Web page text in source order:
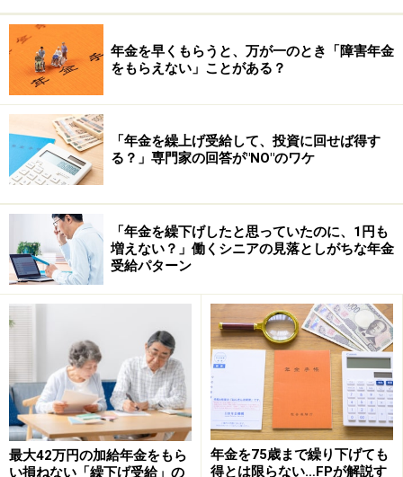
随時払いで奇数月に支払いもあり
年金手続き後の最初の振込み、年金受給の支給停止解除
で支払日がずれた場合など、1月、3月、5月、7月、9
月、11月の奇数月に年金が支払われます。
企業年金連合会では、年金額が6万円未満は誕生月に応
じた偶数月1日の年1回支払い、6万円以上12万円未満は6
月1日、12月1日の2回払い、15万円以上27万円未満は4
月1日、8月1日、12月1日の3回払い、27万円以上が偶数
月1日の6回払いです。
年金が振り込まれるのは助かる！
年金を早くもらうと、万が一のとき「障害年金
をもらえない」ことがある？
「年金を繰上げ受給して、投資に回せば得す
る？」専門家の回答が"NO"のワケ
「年金を繰下げしたと思っていたのに、1円も
増えない？」働くシニアの見落としがちな年金
受給パターン
最大42万円の加給年金をもら
い損ねない「繰下げ受給」の
年金を75歳まで繰り下げても
得とは限らない…FPが解説す